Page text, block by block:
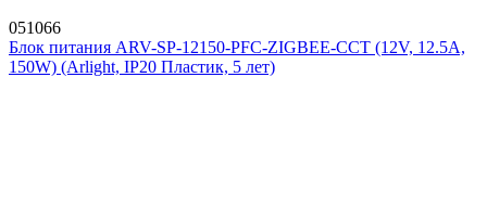
051066
Блок питания ARV-SP-12150-PFC-ZIGBEE-CCT (12V, 12.5A,
150W) (Arlight, IP20 Пластик, 5 лет)